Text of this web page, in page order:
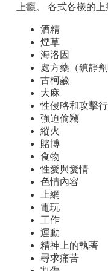
上癮。 各式各樣的上
酒精
煙草
海洛因
處方藥（鎮靜
古柯鹼
大麻
性侵略和攻擊
強迫偷竊
縱火
賭博
食物
性愛與愛情
色情內容
上網
電玩
工作
運動
精神上的執著
尋求痛苦